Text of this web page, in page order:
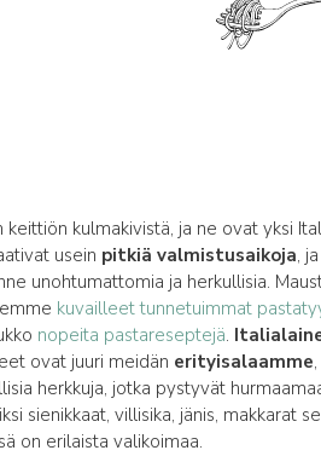
kulmakivistä, ja ne ovat yksi
usein pitkiä valmistusaikoja,
unohtumattomia ja herkullisia.
kuvailleet tunnetuimmat
nopeita pastareseptejä.
ovat juuri meidän erityisalaamme
herkkuja, jotka pystyvät
sienikkaat, villisika, jänis,
on erilaista valikoimaa.